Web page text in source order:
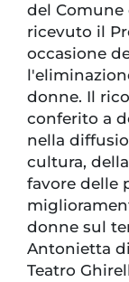
del Comune
ricevuto il
occasione
donne. Il
conferito a
nella
cultura,
favore delle
donne sul
Antonietta
Teatro